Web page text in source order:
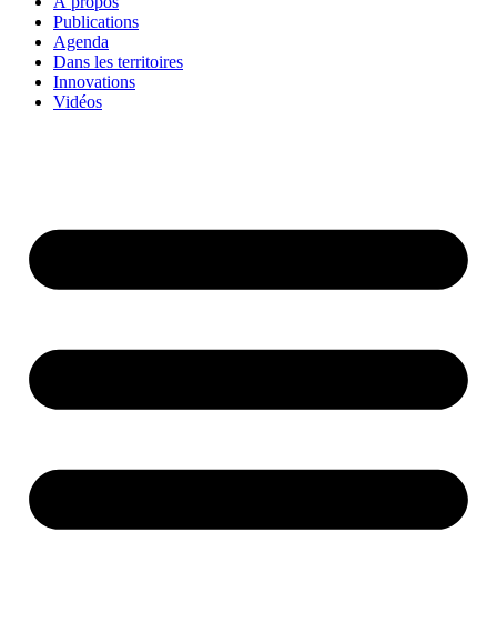
Publications
Agenda
Dans les territoires
Innovations
Vidéos